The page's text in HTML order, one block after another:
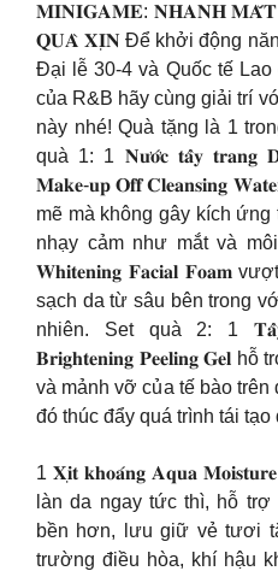
𝐌𝐈𝐍𝐈𝐆𝐀𝐌𝐄: 𝐍𝐇𝐀𝐍𝐇 𝐌𝐀̆́𝐓
𝐐𝐔𝐀̀ 𝐗𝐈̣𝐍 Để khởi động
Đại lễ 30-4 và Quốc tế Lao
của R&B hãy cùng giải trí
này nhé! Quà tặng là 1
quà 1: 1 𝐍𝐮̛𝐨̛́𝐜 𝐭𝐚̂̉𝐲 𝐭𝐫𝐚𝐧𝐠
𝐌𝐚𝐤𝐞-𝐮𝐩 𝐎𝐟𝐟 𝐂𝐥𝐞𝐚𝐧𝐬𝐢𝐧𝐠
mẽ mà không gây kích
nhạy cảm như mắt và môi.
𝐖𝐡𝐢𝐭𝐞𝐧𝐢𝐧𝐠 𝐅𝐚𝐜𝐢𝐚𝐥 𝐅𝐨𝐚𝐦
sạch da từ sâu bên trong
nhiên. Set quà 2: 1 𝐓𝐚̂̉𝐲
𝐁𝐫𝐢𝐠𝐡𝐭𝐞𝐧𝐢𝐧𝐠 𝐏𝐞𝐞𝐥𝐢𝐧𝐠 𝐆𝐞𝐥
và mảnh vỡ của tế bào
đó thúc đẩy quá trình tái
1 𝐗𝐢̣𝐭 𝐤𝐡𝐨𝐚́𝐧𝐠 𝐀𝐪𝐮𝐚
làn da ngay tức thì, hỗ
bền hơn, lưu giữ vẻ tươi
trường điều hòa, khí hậu